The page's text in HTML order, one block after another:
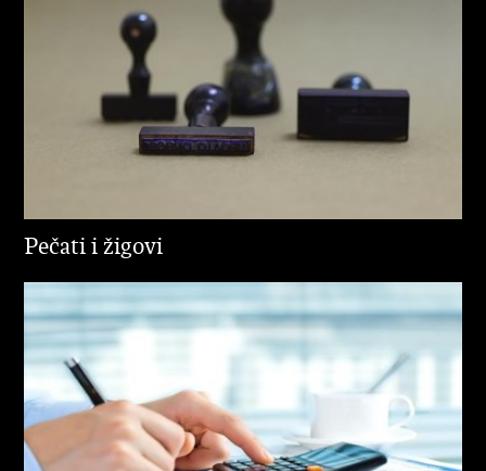
Pečati i žigovi